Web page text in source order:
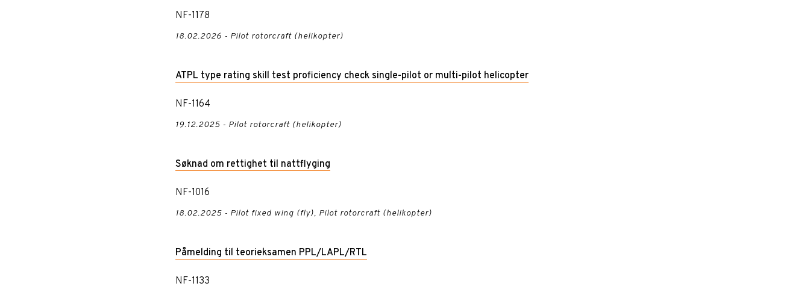
NF-1178
18.02.2026 - Pilot rotorcraft (helikopter)
ATPL type rating skill test proficiency check single-pilot or multi-pilot helicopter
NF-1164
19.12.2025 - Pilot rotorcraft (helikopter)
Søknad om rettighet til nattflyging
NF-1016
18.02.2025 - Pilot fixed wing (fly), Pilot rotorcraft (helikopter)
Påmelding til teorieksamen PPL/LAPL/RTL
NF-1133